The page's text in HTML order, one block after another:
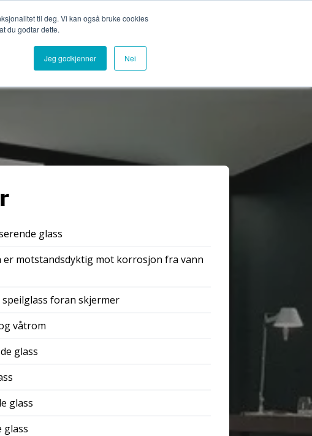
til deg. Vi kan også bruke cookies
du godtar dette.
Jeg godkjenner Nei
GlassbilioteketOm oss
glass
er motstandsdyktig mot korrosjon fra vann
foran skjermer
våtrom
glass
glass
glass